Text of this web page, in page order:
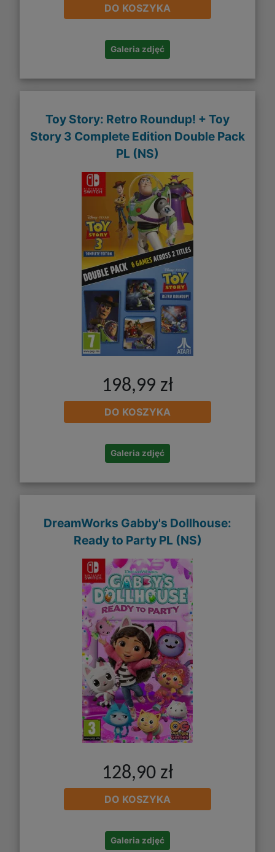
DO KOSZYKA
Galeria zdjęć
Toy Story: Retro Roundup! + Toy
Story 3 Complete Edition Double Pack
PL (NS)
198,99 zł
DO KOSZYKA
Galeria zdjęć
DreamWorks Gabby's Dollhouse:
Ready to Party PL (NS)
128,90 zł
DO KOSZYKA
Galeria zdjęć